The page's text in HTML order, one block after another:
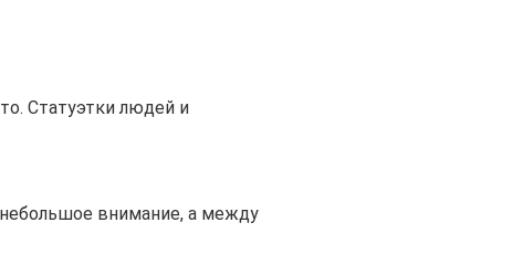
Статуэтки людей и
небольшое внимание, а между